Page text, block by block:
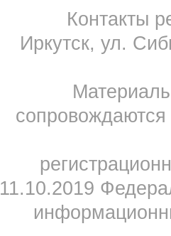
Контакты
Иркутск, ул.
11.10.2019